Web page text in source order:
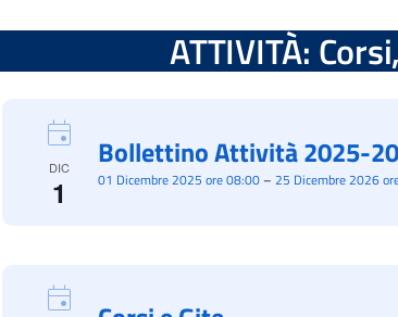
ATTIVITÀ:
DIC
1 01 Dicembre 2025 ore 08:00– 25 Dicembre 2026
Bollettino Attività 2025-